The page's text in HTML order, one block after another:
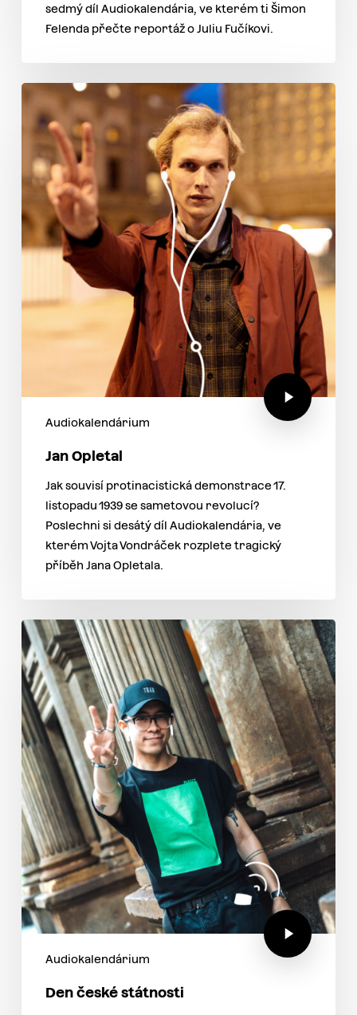
sedmý díl Audiokalendária, ve kterém ti Šimon
Felenda přečte reportáž o Juliu Fučíkovi.
Audiokalendárium
Jan Opletal
Jak souvisí protinacistická demonstrace 17.
listopadu 1939 se sametovou revolucí?
Poslechni si desátý díl Audiokalendária, ve
kterém Vojta Vondráček rozplete tragický
příběh Jana Opletala.
Audiokalendárium
Den české státnosti